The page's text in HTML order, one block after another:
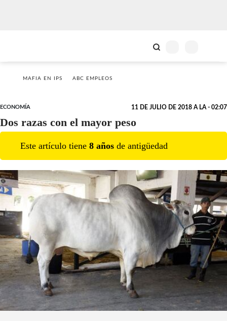
MAFIA EN IPS ABC EMPLEOS
ECONOMÍA 11 DE JULIO DE 2018 A LA - 02:07
Dos razas con el mayor peso
Este artículo tiene 8 años de antigüedad